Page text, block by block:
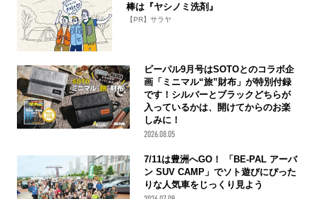
棒は『ヤシノミ洗剤』
【PR】サラヤ
ビーパル9月号はSOTOとのコラボ企
画「ミニマル“旅”財布」が特別付録
です！シルバーとブラックどちらが
入っているかは、開けてからのお楽
しみに！
2026.08.05
7/11は豊洲へGO！ 「BE-PAL アーバ
ン SUV CAMP」でソト遊びにぴった
りな人気車をじっくり見よう